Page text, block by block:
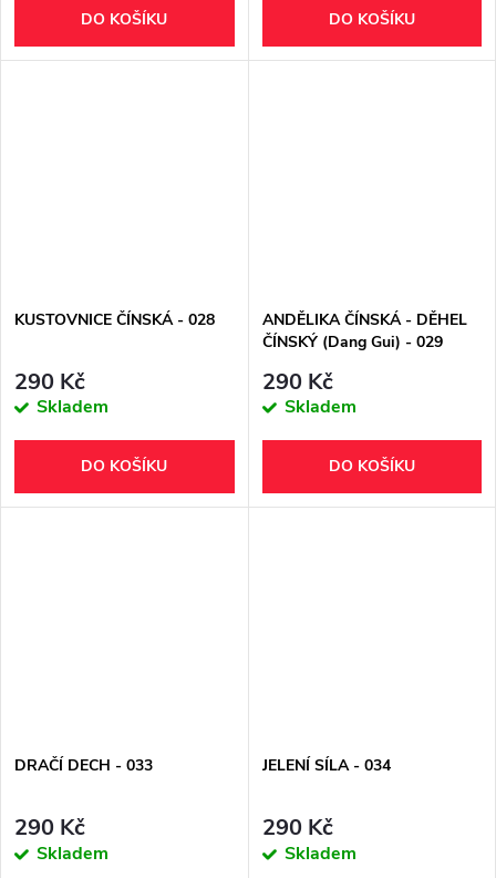
DO KOŠÍKU DO KOŠÍKU
KUSTOVNICE ČÍNSKÁ - 028
290 Kč
Skladem
DO KOŠÍKU
ANDĚLIKA ČÍNSKÁ - DĚHEL
ČÍNSKÝ (Dang Gui) - 029
290 Kč
Skladem
DO KOŠÍKU
DRAČÍ DECH - 033
290 Kč
Skladem
JELENÍ SÍLA - 034
290 Kč
Skladem